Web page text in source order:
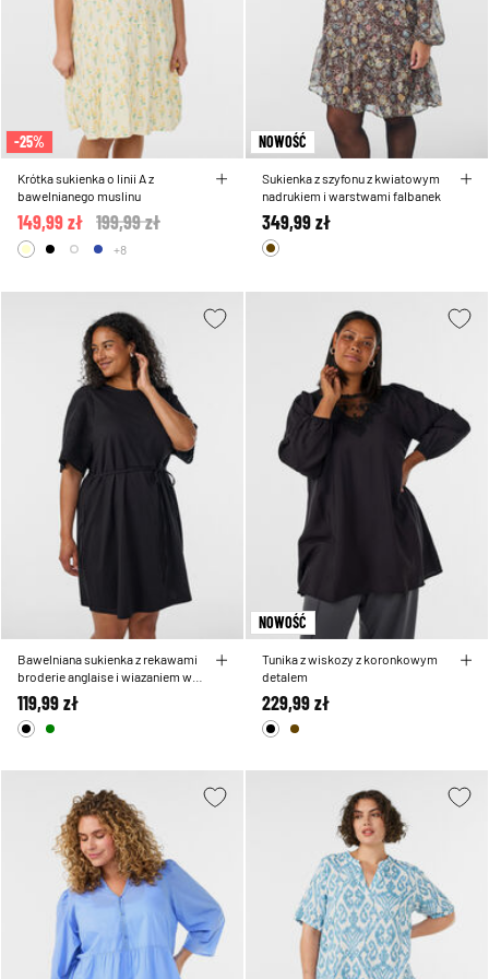
-25%
Krótka sukienka o linii A z
bawelnianego muslinu
Price reduced from
199,99 zł
149,99 zł
+8
NOWOŚĆ
Sukienka z szyfonu z kwiatowym
nadrukiem i warstwami falbanek
349,99 zł
Bawelniana sukienka z rekawami
broderie anglaise i wiazaniem w
talii
119,99 zł
NOWOŚĆ
Tunika z wiskozy z koronkowym
detalem
229,99 zł